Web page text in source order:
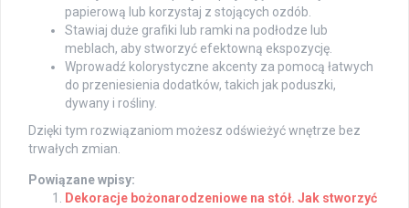
papierową lub korzystaj z stojących ozdób.
Stawiaj duże grafiki lub ramki na podłodze lub
meblach, aby stworzyć efektowną ekspozycję.
Wprowadź kolorystyczne akcenty za pomocą łatwych
do przeniesienia dodatków, takich jak poduszki,
dywany i rośliny.
Dzięki tym rozwiązaniom możesz odświeżyć wnętrze bez
trwałych zmian.
Powiązane wpisy:
Dekoracje bożonarodzeniowe na stół. Jak stworzyć